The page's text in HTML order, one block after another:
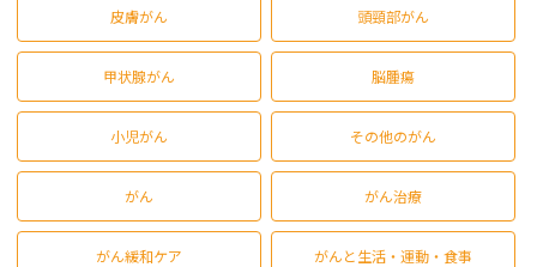
皮膚がん 頭頸部がん
甲状腺がん 脳腫瘍
小児がん その他のがん
がん がん治療
がん緩和ケア がんと生活・運動・食事